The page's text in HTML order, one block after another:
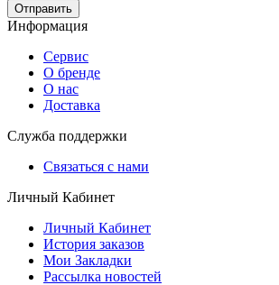
Отправить
Информация
Сервис
О бренде
О нас
Доставка
Служба поддержки
Связаться с нами
Личный Кабинет
Личный Кабинет
История заказов
Мои Закладки
Рассылка новостей